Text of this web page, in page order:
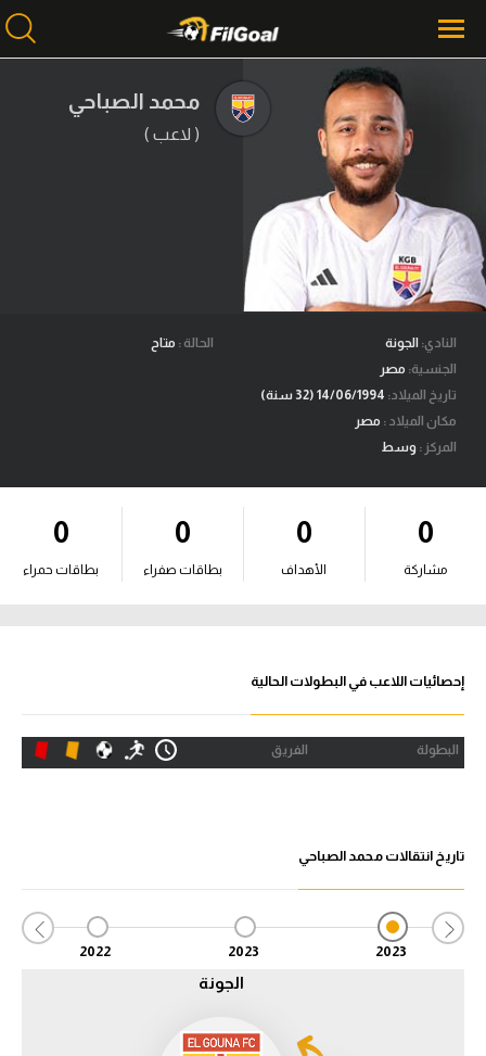
محتوى إخباري
الرئيسية
أخبار
مباريات
ميركاتو
فانتازي في الجول
مسابقة التوقعات
فيديوهات
آراء حرة
ركن الألعاب
الدوري المصري
الدوري الإنجليزي الممتاز
الدوري الإيطالي
الدوري الألماني
محمد الصباحي
( لاعب )
النادي: الجونة
الجنسية: مصر
تاريخ الميلاد:
مكان الميلاد : مصر
المركز : وسط
الحالة : متاح
0
مشاركة
0
الأهداف
0
بطاقات صفراء
0
بطاقات حمراء
إحصائيات اللاعب في البطولات الحالية
البطولة الفريق
تاريخ انتقالات محمد الصباحي
2023
2023
2022
الجونة